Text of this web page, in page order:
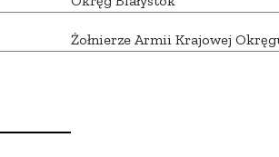
Żołnierze Armii Krajowej